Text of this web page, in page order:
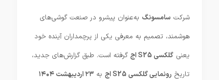
شرکت سامسونگ به‌عنوان پیشرو در صنعت گوشی‌های
هوشمند، تصمیم به معرفی یکی از پرچمداران آینده خود
یعنی گلکسی S25 اج
گرفته است. طبق گزارش‌های جدید،
تاریخ رونمایی گلکسی S25 اج به ۲۳ اردیبهشت ۱۴۰۴